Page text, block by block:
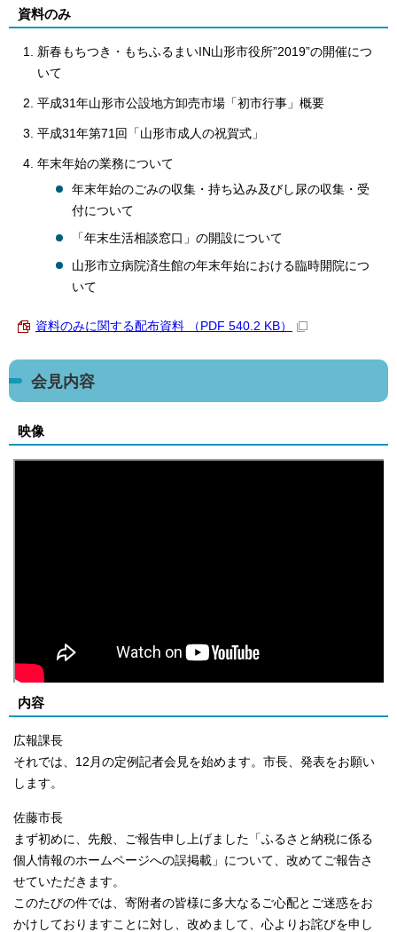
資料のみ
新春もちつき・もちふるまいIN山形市役所”2019”の開催につ
いて
平成31年山形市公設地方卸売市場「初市行事」概要
平成31年第71回「山形市成人の祝賀式」
年末年始の業務について
年末年始のごみの収集・持ち込み及びし尿の収集・受
付について
「年末生活相談窓口」の開設について
山形市立病院済生館の年末年始における臨時開院につ
いて
資料のみに関する配布資料 （PDF 540.2 KB）
会見内容
映像
内容
広報課長
それでは、12月の定例記者会見を始めます。市長、発表をお願い
します。
佐藤市長
まず初めに、先般、ご報告申し上げました「ふるさと納税に係る
個人情報のホームページへの誤掲載」について、改めてご報告さ
せていただきます。
このたびの件では、寄附者の皆様に多大なるご心配とご迷惑をお
かけしておりますことに対し、改めまして、心よりお詫びを申し